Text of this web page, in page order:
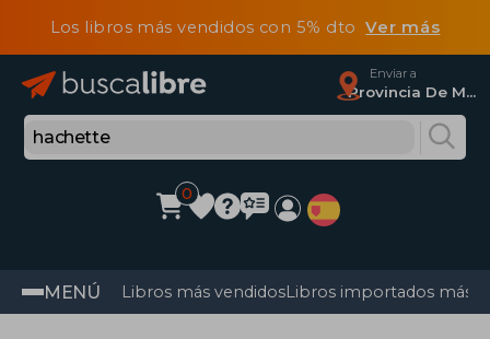
Los libros más vendidos con 5% dtoVer más
Enviar a
Provincia De Madrid
0
MENÚ Libros más vendidosLibros importados más